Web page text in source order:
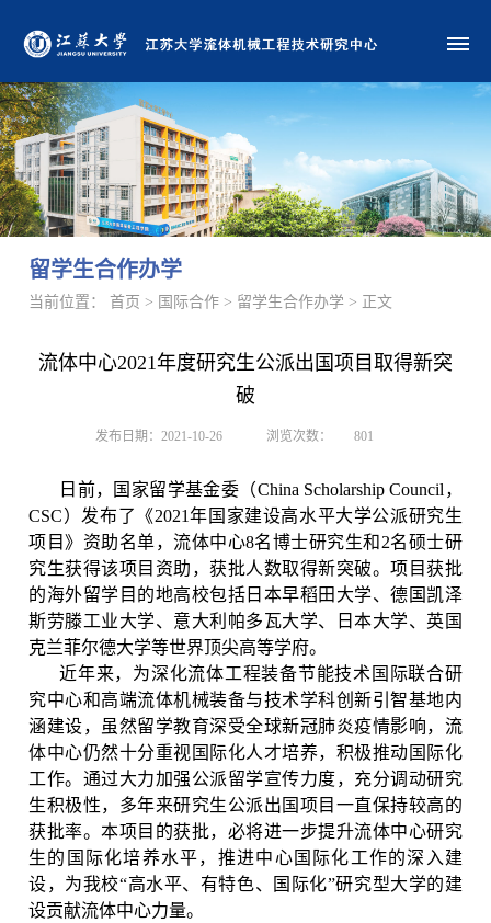
留学生合作办学
当前位置： 首页 > 国际合作 > 留学生合作办学 > 正文
流体中心2021年度研究生公派出国项目取得新突
破
发布日期：2021-10-26 浏览次数： 801
日前，国家留学基金委（China Scholarship Council ，
CSC）发布了《2021年国家建设高水平大学公派研究生
项目》资助名单，流体中心8名博士研究生和 2名硕士研
究生获得该项目资助，获批人数取得新突破。项目获批
的海外留学目的地高校包括日本早稻田大学、德国凯泽
斯劳滕工业大学、意大利帕多瓦大学、日本大学、英国
克兰菲尔德大学等世界顶尖高等学府。
近年来，为深化流体工程装备节能技术国际联合研
究中心和高端流体机械装备与技术学科创新引智基地内
涵建设，虽然留学教育深受全球新冠肺炎疫情影响，流
体中心仍然十分重视国际化人才培养，积极推动国际化
工作。通过大力加强公派留学宣传力度，充分调动研究
生积极性，多年来研究生公派出国项目一直保持较高的
获批率。本项目的获批，必将进一步提升流体中心研究
生的国际化培养水平，推进中心国际化工作的深入建
设，为我校“高水平、有特色、国际化”研究型大学的建
设贡献流体中心力量。